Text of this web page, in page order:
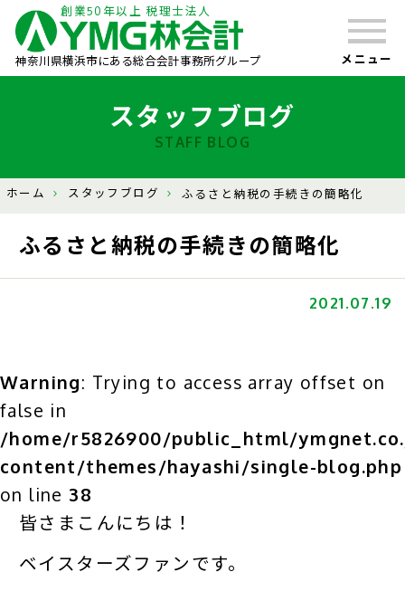
創業50年以上 税理士法人
神奈川県横浜市にある総合会計事務所グループ メニュー
スタッフブログ
STAFF BLOG
ホーム スタッフブログ ふるさと納税の手続きの簡略化
ふるさと納税の手続きの簡略化
2021.07.19
Warning: Trying to access array offset on
false in
/home/r5826900/public_html/
content/themes/hayashi/single-blog.php
on line 38
皆さまこんにちは！
ベイスターズファンです。